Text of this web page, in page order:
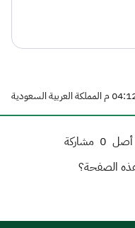
أصل 0 مشاركة
الصفحة؟